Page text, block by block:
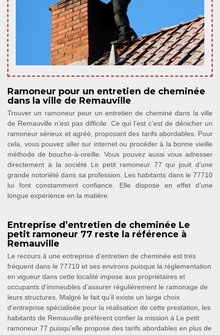
Ramoneur pour un entretien de cheminée
dans la ville de Remauville
Trouver un ramoneur pour un entretien de cheminé dans la ville
de Remauville n’est pas difficile. Ce qui l’est c’est de dénicher un
ramoneur sérieux et agréé, proposant des tarifs abordables. Pour
cela, vous pouvez aller sur internet ou procéder à la bonne vieille
méthode de bouche-à-oreille. Vous pouvez aussi vous adresser
directement à la société Le petit ramoneur 77 qui jouit d’une
grande notoriété dans sa profession. Les habitants dans le 77710
lui font constamment confiance. Elle dispose en effet d’une
longue expérience en la matière.
Entreprise d’entretien de cheminée Le
petit ramoneur 77 reste la référence à
Remauville
Le recours à une entreprise d’entretien de cheminée est très
fréquent dans le 77710 et ses environs puisque la réglementation
en vigueur dans cette localité impose aux propriétaires et
occupants d’immeubles d’assurer régulièrement le ramonage de
leurs structures. Malgré le fait qu’il existe un large choix
d’entreprise spécialisée pour la réalisation de cette prestation, les
habitants de Remauville préfèrent confier la mission à Le petit
ramoneur 77 puisqu’elle propose des tarifs abordables en plus de